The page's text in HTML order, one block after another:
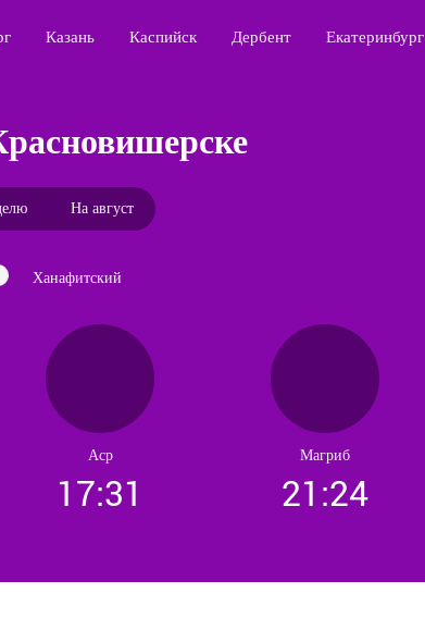
Казань Каспийск Дербент Екатеринбург
На август
Ханафитский
Аср
17:31
Магриб
21:24